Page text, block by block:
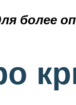
более